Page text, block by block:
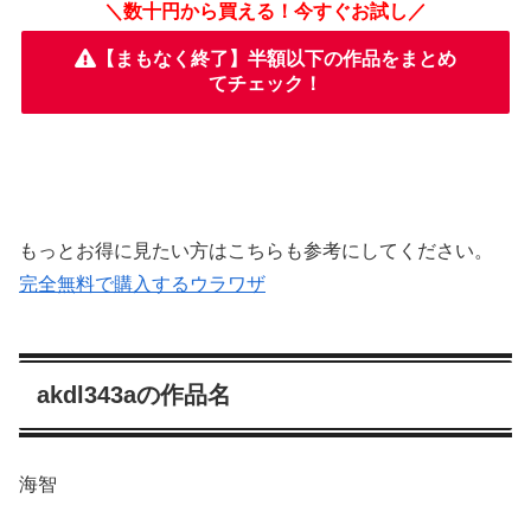
＼数十円から買える！今すぐお試し／
【まもなく終了】半額以下の作品をまとめ
てチェック！
もっとお得に見たい方はこちらも参考にしてください。
完全無料で購入するウラワザ
akdl343aの作品名
海智